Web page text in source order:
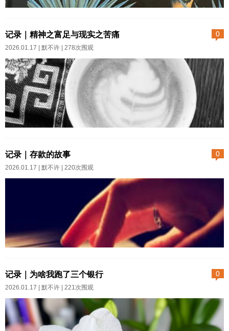
活。我有时候会臆想，永远...
独》。我心说马尔克斯这个人到
此万紫千红，可是搜索作家生
生，厉害吧，这个写尽人间所有
爱情的男人。对，今天聊《百年
孤独》里的爱情与性。丽贝卡与
阿玛兰妲这一对姐妹，是老马笔
下的完全相反的两种女性。俩姊
一下，对于魔幻现实主义历史巨
著《百年孤独》，属于我自己的
理解。早些年读原著，书中一代
又一代重复起的名字让人糊里糊
涂。读不懂，就当是看了一个魔
幻故事，也像吃一个未熟的无花
果，尝到了一丝甜味，却终究难
以下咽。时隔数年，后知后觉的
史类书籍的开蒙）。今年追奈飞
然只有只看了第一季，我却茅塞
顿开了。后来进范大山跟读《百
年孤独》群，重读原著——面对
巨匠巨著，我十分期望在群里遇
见所见略同的人。但是很遗憾...
0
记录｜精神之富足与现实之苦痛
2026.01.17 | 默不许 | 278次围观
一句话精神世界很富足，现实生
活很纠结。请等我说给你听～范
大山公众号里开展一次《百年孤
个：根据他提供的链接买书，把
购书信息发给他的服务号看，然
后就进群开始学习。每天自己按
进度阅读二十页，针对这些内
语音解读。范老师是谦谦君子，
课全免费，甚至不会硬性要求朋
友圈打卡——你发朋友圈最好，
0
记录｜存款的故事
2026.01.17 | 默不许 | 220次围观
也有故事可以讲。话说三个银行
取款之后，这个程序进行到存款
这一环节。妈妈一边絮叨她这个
月预备金的安排，一边拿出一万
块钱和存折：她指着上面的数字
0
记录｜为啥我跑了三个银行
2026.01.17 | 默不许 | 221次围观